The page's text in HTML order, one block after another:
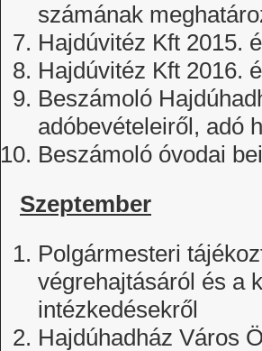
számának
Hajdúvitéz Kft 2015.
Hajdúvitéz Kft 2016.
Beszámoló
adóbevételeiről, adó
Beszámoló óvodai
Szeptember
Polgármesteri
végrehajtásáról és a
intézkedésekről
Hajdúhadház Város